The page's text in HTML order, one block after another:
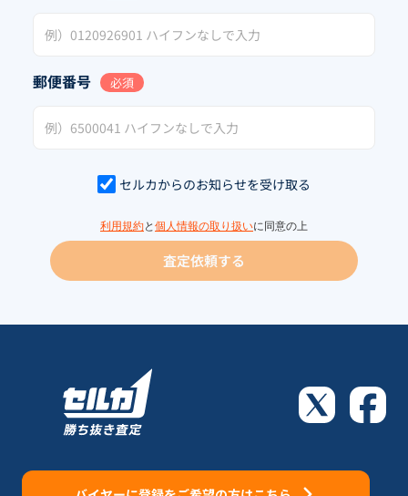
郵便番号 必須
セルカからのお知らせを受け取る
利用規約と 個人情報の取り扱いに同意の上
査定依頼する